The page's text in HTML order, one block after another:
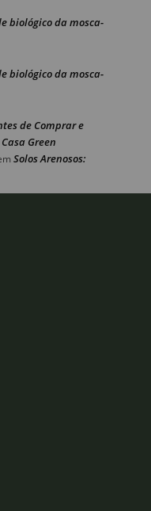
biológico da mosca-
biológico da mosca-
de Comprar e
Green
Solos Arenosos: